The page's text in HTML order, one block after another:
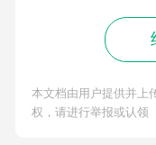
本文档由用户提供并上
权，请进行举报或认领